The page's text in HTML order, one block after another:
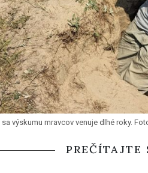
výskumu mravcov venuje dlhé roky.